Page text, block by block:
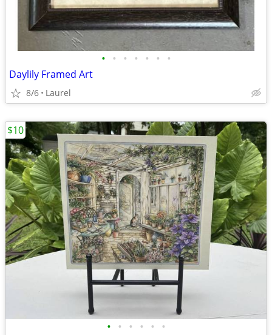
• • • • • • •
Daylily Framed Art
8/6 Laurel
• • • • • •
$10